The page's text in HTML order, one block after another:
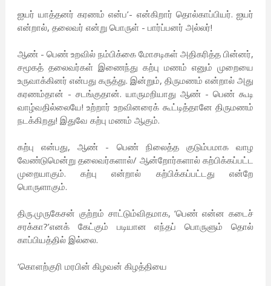
ஐயர் யாத்தனர் கரணம் என்ப’- என்கிறார் தொல்காப்பியர். ஐயர்
என்றால், தலைவர் என்று பொருள் - பார்ப்பன‌ர் அல்லர்!
ஆண் - பெண் உறவில் நம்பிக்கை மோசடிகள் அதிகரித்த பின்னர்,
சமூகத் தலைவர்கள் இணைந்து கற்பு மணம் எனும் முறையை
உருவாக்கினர் என்பது கருத்து. இன்றும், திருமணம் என்றால் அது
கரணம்தான் - சடங்குதான். யாருமறியாது ஆண் - பெண் கூடி
வாழ்வதில்லையே! உற்றார் உறவினரைக் கூட்டித்தானே திருமணம்
நடக்கிறது! இதுவே கற்பு மணம் ஆகும்.
கற்பு என்பது, ஆண் - பெண் நிலைத்த குடும்பமாக வாழ
வேண்டுமென்று தலைவர்களால்/ ஆன்றோர்களால் கற்பிக்கப்பட்ட
முறையாகும். கற்பு என்றால் கற்பிக்கப்பட்டது என்றே
பொருளாகும்.
திரு.முருகேசன் குற்றம் சாட்டும்விதமாக, ‘பெண் என்ன கடைச்
சரக்கா?’எனக் கேட்கும் படியான எந்தப் பொருளும் தொல்
காப்பியத்தில் இல்லை.
‘கொளற்குரி மரபின் கிழவன் கிழத்தியை